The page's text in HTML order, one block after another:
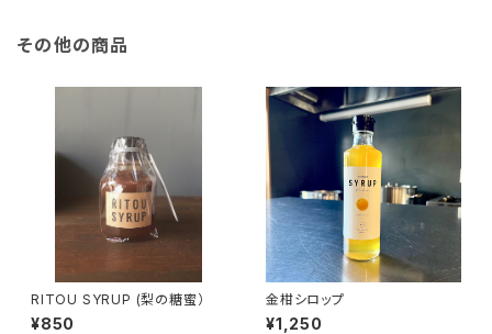
その他の商品
RITOU SYRUP (梨の糖蜜）
¥850
金柑シロップ
¥1,250